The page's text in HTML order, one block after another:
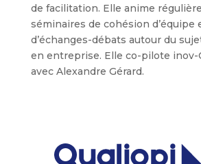
de facilitation. Elle anime
séminaires de cohésion d’équipe
d’échanges-débats autour du
en entreprise. Elle co-pilote inov-
avec Alexandre Gérard.